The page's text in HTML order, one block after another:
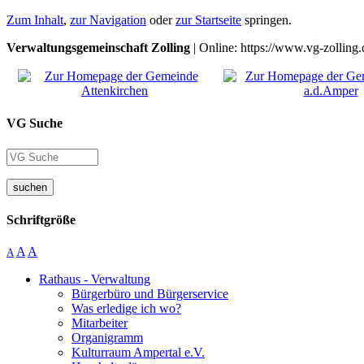
Zum Inhalt, zur Navigation oderzur Startseite springen.
Verwaltungsgemeinschaft Zolling | Online: https://www.vg-
VG Suche
suchen
Schriftgröße
A A A
Rathaus - Verwaltung
Bürgerbüro und Bürgerservice
Was erledige ich wo?
Mitarbeiter
Organigramm
Kulturraum Ampertal e.V.